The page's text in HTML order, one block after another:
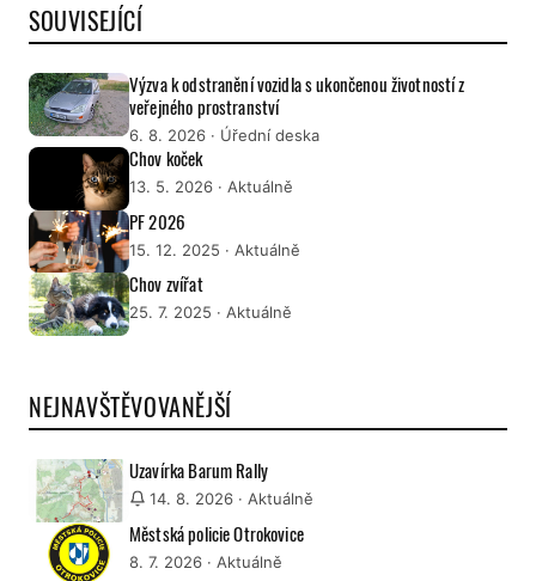
SOUVISEJÍCÍ
Výzva k odstranění vozidla s ukončenou životností z
veřejného prostranství
6. 8. 2026 · Úřední deska
Chov koček
13. 5. 2026 · Aktuálně
PF 2026
15. 12. 2025 · Aktuálně
Chov zvířat
25. 7. 2025 · Aktuálně
NEJNAVŠTĚVOVANĚJŠÍ
Uzavírka Barum Rally
14. 8. 2026 · Aktuálně
Městská policie Otrokovice
8. 7. 2026 · Aktuálně